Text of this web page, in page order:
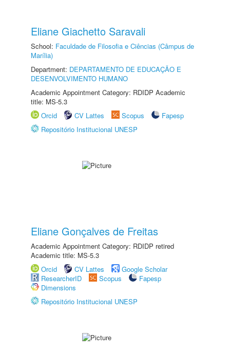
Eliane Giachetto Saravali
School: Faculdade de Filosofia e Ciências (Câmpus de
Marília)
Department: DEPARTAMENTO DE EDUCAÇÃO E
DESENVOLVIMENTO HUMANO
Academic Appointment Category: RDIDP Academic
title: MS-5.3
Orcid
CV Lattes Scopus
Fapesp
Repositório Institucional UNESP
Eliane Gonçalves de Freitas
Academic Appointment Category: RDIDP retired
Academic title: MS-5.3
Orcid
CV Lattes
Google Scholar
ResearcherID
Scopus
Fapesp
Dimensions
Repositório Institucional UNESP